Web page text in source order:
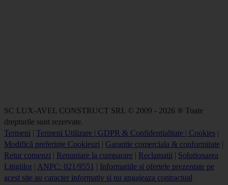
SC LUX-AVEL CONSTRUCT SRL © 2009 - 2026 ® Toate
drepturile sunt rezervate.
Termeni | Termeni Utilizare | GDPR & Confidentialitate | Cookies |
Modifică preferințe Cookieuri | Garantie comerciala & conformitate |
Retur comenzi | Renuntare la cumparare | Reclamatii | Solutionarea
Litigiilor | ANPC: 021/9551 | Informatiile si ofertele prezentate pe
acest site au caracter informativ si nu angajeaza contractual